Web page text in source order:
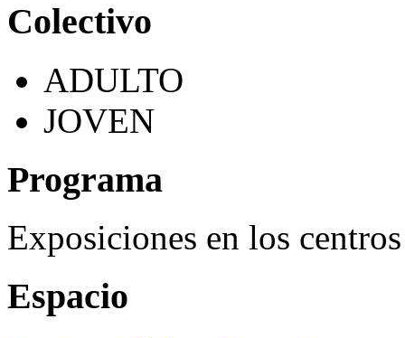
Colectivo
ADULTO
JOVEN
Programa
Exposiciones en los
Espacio